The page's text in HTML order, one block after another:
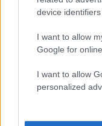
device identifiers
I want to allow
Google for
I want to allow
personalized